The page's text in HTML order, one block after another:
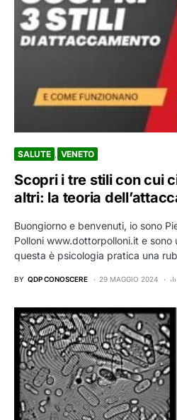
SALUTE VENETO
Scopri i tre stili con cui
altri: la teoria
Buongiorno e benvenuti, io sono
Polloni www.dottorpolloni.it e
questa è psicologia pratica una
BY QDP CONOSCERE 29 MAGGIO 2024